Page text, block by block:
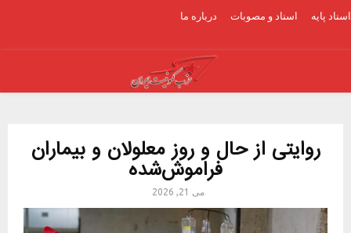
اسناد پایه اسناد و مصوبات درباره ما
PRIMARY
روایتی از حال و روز معلولان و بیماران
فراموش‌شده
می 21, 2026